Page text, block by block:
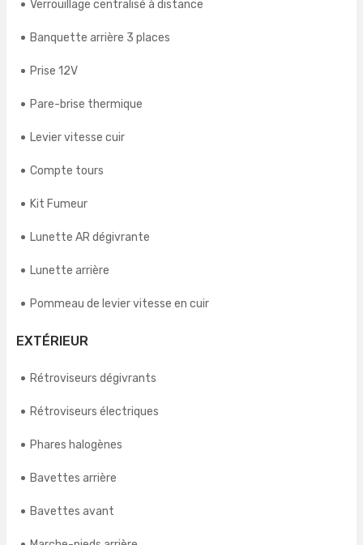
Verrouillage centralisé à distance
Banquette arrière 3 places
Prise 12V
Pare-brise thermique
Levier vitesse cuir
Compte tours
Kit Fumeur
Lunette AR dégivrante
Lunette arrière
Pommeau de levier vitesse en cuir
EXTÉRIEUR
Rétroviseurs dégivrants
Rétroviseurs électriques
Phares halogènes
Bavettes arrière
Bavettes avant